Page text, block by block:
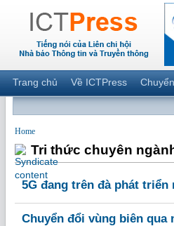
Trang chủ Về ICTPress
Home
Tri thức chuyên
5G đang trên đà phát triển
Chuyển đổi vùng biên qua